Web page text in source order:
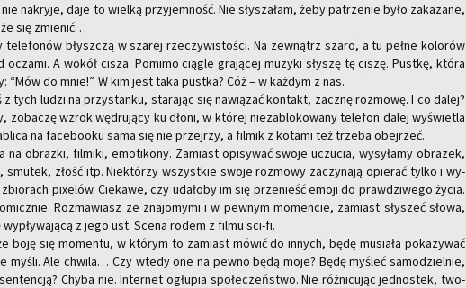
na­kry­je, daje to wiel­ką przy­jem­ność. Nie sły­sza­łam, żeby pa­trze­nie było za­ka­za­ne,
się zmie­nić…
błysz­czą w sza­rej rze­czy­wi­sto­ści. Na ze­wnątrz szaro, a tu pełne ko­lo­rów
ocza­mi. A wokół cisza. Po­mi­mo cią­gle gra­ją­cej mu­zy­ki sły­szę tę ciszę. Pust­kę, która
do mnie!”. W kim jest taka pust­ka? Cóż – w każ­dym z nas.
tych ludzi na przy­stan­ku, sta­ra­jąc się na­wią­zać kon­takt, za­cznę roz­mo­wę. I co dalej?
zo­ba­czę wzrok wę­dru­ją­cy ku dłoni, w któ­rej nie­za­blo­ko­wa­ny te­le­fon dalej wy­świe­tla
na fa­ce­bo­oku sama się nie przej­rzy, a fil­mik z ko­ta­mi też trze­ba obej­rzeć.
na ob­raz­ki, fil­mi­ki, emo­ti­ko­ny. Za­miast opi­sy­wać swoje uczu­cia, wy­sy­ła­my ob­ra­zek,
smu­tek, złość itp. Nie­któ­rzy wszyst­kie swoje roz­mo­wy za­czy­na­ją opie­rać tylko i wy­
pi­xe­lów. Cie­ka­we, czy uda­ło­by im się prze­nieść emoji do praw­dzi­we­go życia.
Roz­ma­wiasz ze zna­jo­my­mi i w pew­nym mo­men­cie, za­miast sły­szeć słowa,
z jego ust. Scena rodem z filmu sci-fi.
boję się mo­men­tu, w któ­rym to za­miast mówić do in­nych, będę mu­sia­ła po­ka­zy­wać
myśli. Ale chwi­la… Czy wtedy one na pewno będą moje? Będę my­śleć sa­mo­dziel­nie,
Chyba nie. In­ter­net ogłu­pia spo­łe­czeń­stwo. Nie róż­ni­cu­jąc jed­no­stek, two­